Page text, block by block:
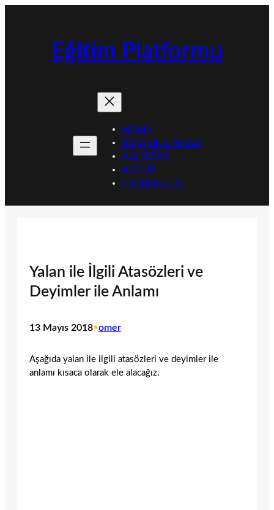
Eğitim Platformu
HOME
BREAKING NEWS
ALL NEWS
ABOUT
CONTACT US
Yalan ile İlgili Atasözleri ve
Deyimler ile Anlamı
13 Mayıs 2018•omer
Aşağıda yalan ile ilgili atasözleri ve deyimler ile
anlamı kısaca olarak ele alacağız.